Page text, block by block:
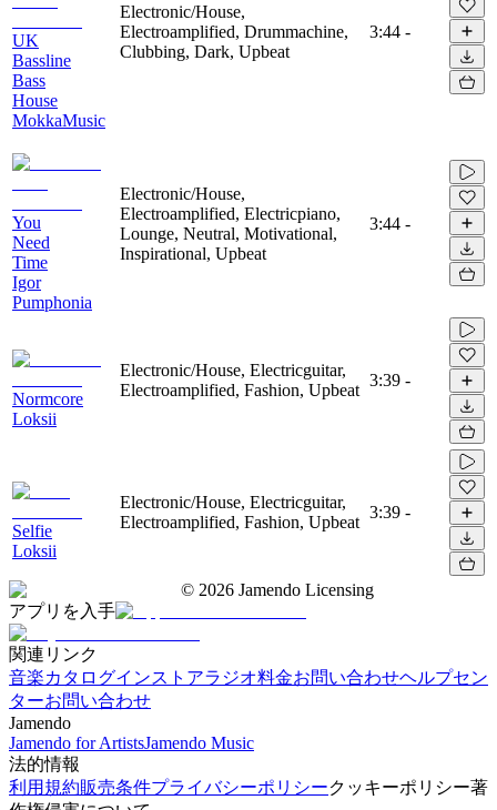
UK
Bassline
Bass
House
MokkaMusic
Electronic/House,
Electroamplified, Drummachine,
Clubbing, Dark, Upbeat
3:44 -
You
Need
Time
Igor
Pumphonia
Electronic/House,
Electroamplified, Electricpiano,
Lounge, Neutral, Motivational,
Inspirational, Upbeat
3:44 -
Normcore
Loksii
Electronic/House, Electricguitar,
Electroamplified, Fashion, Upbeat
3:39 -
Selfie
Loksii
Electronic/House, Electricguitar,
Electroamplified, Fashion, Upbeat
3:39 -
© 2026 Jamendo Licensing
アプリを入手
関連リンク
音楽カタログインストアラジオ料金お問い合わせヘルプセン
ターお問い合わせ
Jamendo
Jamendo for ArtistsJamendo Music
法的情報
利用規約販売条件プライバシーポリシークッキーポリシー著